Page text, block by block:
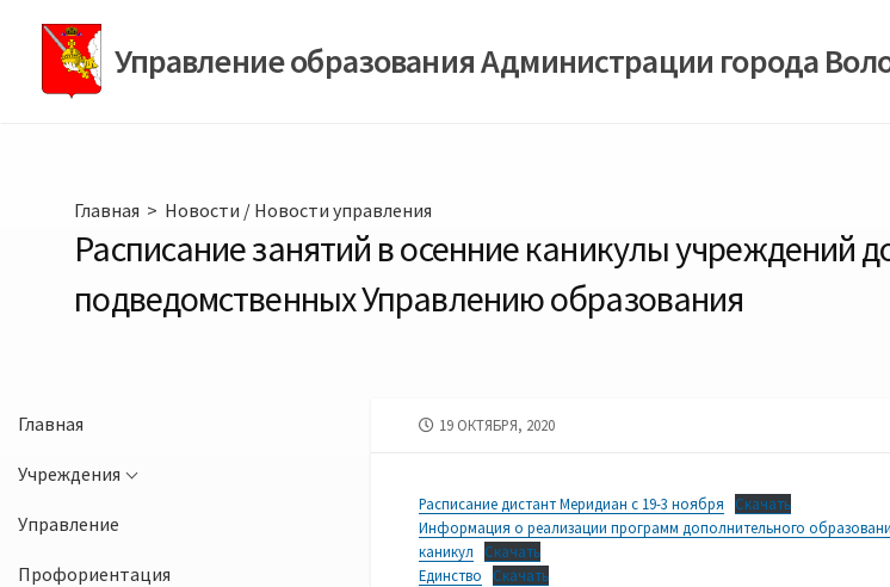
содержимомуУправление образования Администрации города
Главная > Новости / Новости управления
Расписание занятий в осенние каникулы учреждений
подведомственных Управлению образования
Главная
Учреждения
Управление
Профориентация
ДАТА
19 ОКТЯБРЯ, 2020
Расписание дистант Меридиан с 19-3 ноября
Скачать
Информация о реализации программ дополнительного
каникул
Скачать
Единство
Скачать